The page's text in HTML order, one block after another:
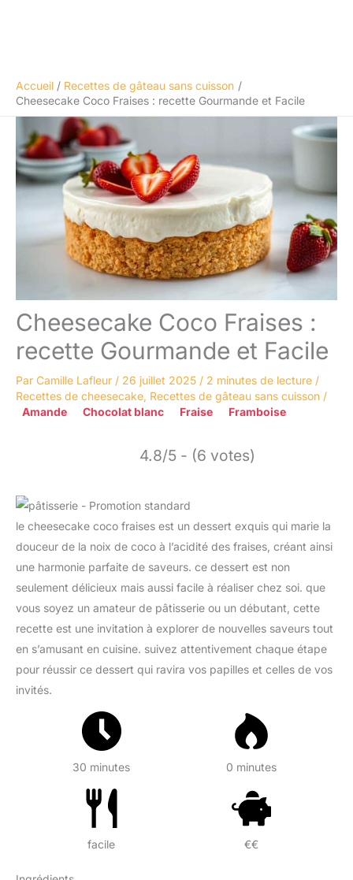
Accueil
Recettes de gâteau sans cuisson
Cheesecake Coco Fraises : recette Gourmande et Facile
Cheesecake Coco Fraises :
recette Gourmande et Facile
Par Camille Lafleur / 26 juillet 2025 / 2 minutes de lecture /
Recettes de cheesecake, Recettes de gâteau sans cuisson /
Amande
Chocolat blanc Fraise Framboise
4.8/5 - (6 votes)
le cheesecake coco fraises est un dessert exquis qui marie la
douceur de la noix de coco à l’acidité des fraises, créant ainsi
une harmonie parfaite de saveurs. ce dessert est non
seulement délicieux mais aussi facile à réaliser chez soi. que
vous soyez un amateur de pâtisserie ou un débutant, cette
recette est une invitation à explorer de nouvelles saveurs tout
en s’amusant en cuisine. suivez attentivement chaque étape
pour réussir ce dessert qui ravira vos papilles et celles de vos
invités.
30 minutes 0 minutes
facile €€